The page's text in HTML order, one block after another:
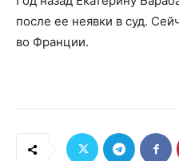
после ее неявки в суд.
во Франции.